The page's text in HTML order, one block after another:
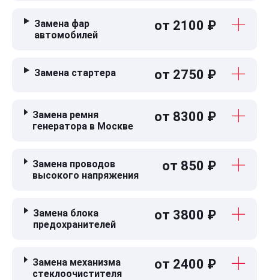
Замена фар
автомобилей
от 2100 ₽
Замена стартера от 2750 ₽
Замена ремня
генератора в Москве
от 8300 ₽
Замена проводов
высокого напряжения
от 850 ₽
Замена блока
предохранителей
от 3800 ₽
Замена механизма
стеклоочистителя
от 2400 ₽